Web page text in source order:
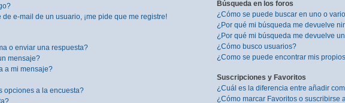
e-mail de un usuario, ¡me pide que me registre!
o enviar una respuesta?
mensaje?
a mi mensaje?
opciones a la encuesta?
Búsqueda en los foros
¿Cómo se puede buscar en uno o
¿Por qué mi búsqueda me devuelve
¿Por qué mi búsqueda me devuelve
¿Cómo busco usuarios?
¿Como se puede encontrar mis
Suscripciones y Favoritos
¿Cuál es la diferencia entre añadir
¿Cómo marcar Favoritos o suscribirse